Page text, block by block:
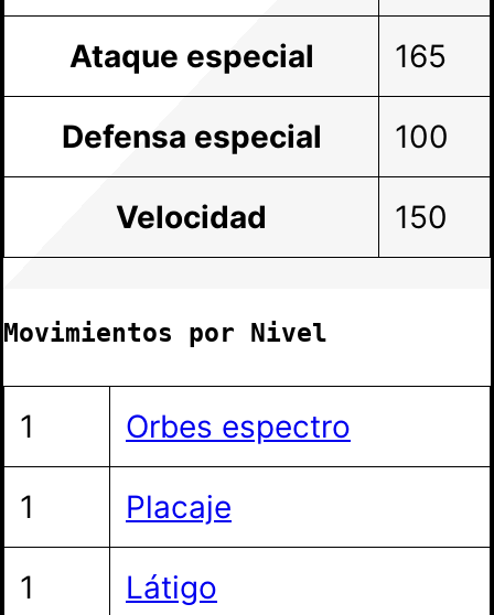
Ataque especial 165
Defensa especial 100
Velocidad 150
Movimientos por Nivel
1 Orbes espectro
1 Placaje
1 Látigo